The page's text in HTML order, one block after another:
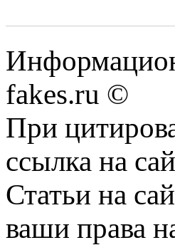
fakes.ru ©
При
ссылка на
Статьи на
ваши права